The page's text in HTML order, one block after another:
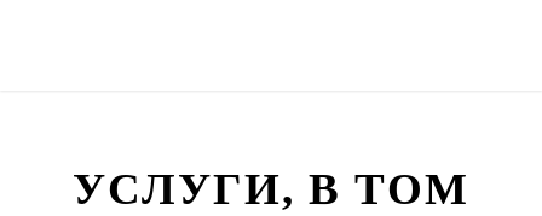
УСЛУГИ, В ТОМ